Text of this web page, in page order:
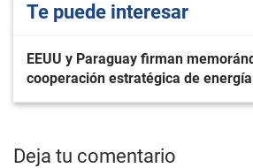
Te puede interesar
EEUU y Paraguay firman
cooperación estratégica de
Deja tu comentario